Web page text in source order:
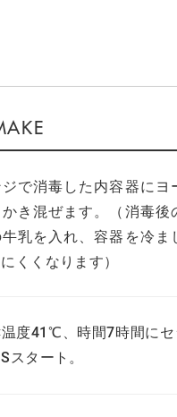
で消毒した内容器にヨ
き混ぜます。（消毒後
乳を入れ、容器を冷ま
くくなります）
度41℃、時間7時間に
スタート。